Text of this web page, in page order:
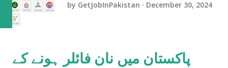
by GetJobInPakistan December 30, 2024
پاکستان میں نان فائلر ہونے کے